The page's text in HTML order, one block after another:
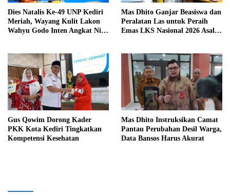
Dies Natalis Ke-49 UNP Kediri
Meriah, Wayang Kulit Lakon
Wahyu Godo Inten Angkat Nilai
Mas Dhito Ganjar Beasiswa dan
Peralatan Las untuk Peraih
Emas LKS Nasional 2026 Asal
Gus Qowim Dorong Kader
PKK Kota Kediri Tingkatkan
Kompetensi Kesehatan
Mas Dhito Instruksikan Camat
Pantau Perubahan Desil Warga,
Data Bansos Harus Akurat